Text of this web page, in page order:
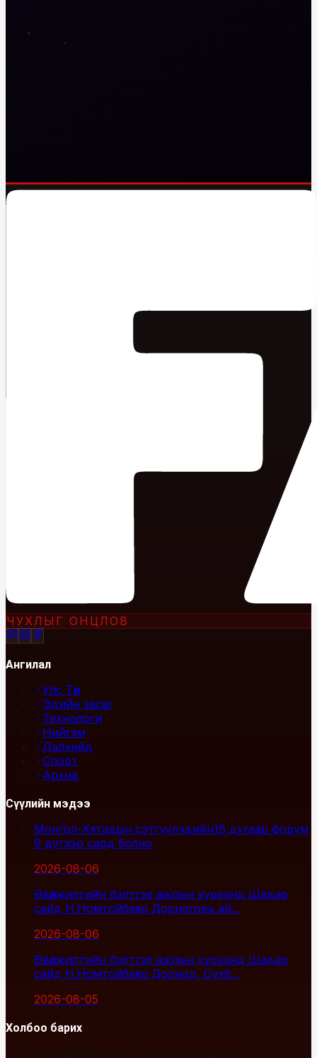
ЧУХЛЫГ ОНЦЛОВ
Ангилал
Улс Төр
Эдийн засаг
Технологи
Нийгэм
Дэлхийд
Спорт
Архив
Сүүлийн мэдээ
Монгол-Хятадын сэтгүүлчдийн16 дугаар форум
9 дүгээр сард болно
2026-08-06
Өвөлжилтийн бэлтгэл ажлын хүрээнд Шадар
сайд Н.Номтойбаяр Дорноговь ай...
2026-08-06
Өвөлжилтийн бэлтгэл ажлын хүрээнд Шадар
сайд Н.Номтойбаяр Дорнод, Сүхб...
2026-08-05
Холбоо барих